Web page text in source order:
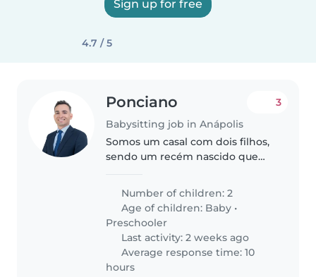
Sign up for free
4.7 / 5
Ponciano
Babysitting job in Anápolis
3
Somos um casal com dois filhos,
sendo um recém nascido que
que gosta de brincar.
Number of children: 2
Age of children: Baby •
Preschooler
Last activity: 2 weeks ago
Average response time: 10
hours